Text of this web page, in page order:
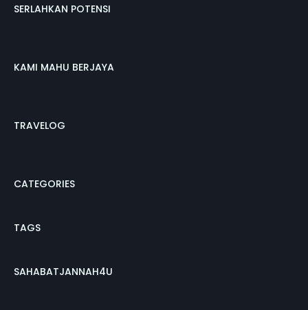
SERLAHKAN POTENSI
KAMI MAHU BERJAYA
TRAVELOG
CATEGORIES
TAGS
SAHABATJANNAH4U